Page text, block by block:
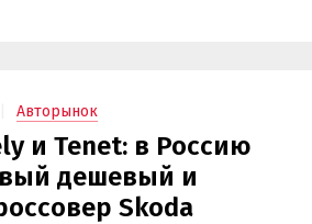
Авторынок
и Tenet: в Россию
дешевый и
Skoda